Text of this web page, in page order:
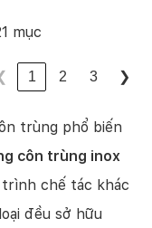
mục
1 2 3 ❯
trùng phổ biến
côn trùng inox
trình chế tác khác
đều sở hữu